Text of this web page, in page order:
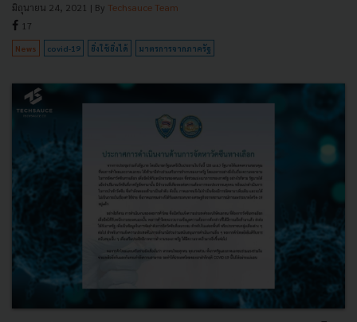
มิถุนายน 24, 2021 | By Techsauce Team
17
News covid-19 ยิ่งใช้ยิ่งได้ มาตรการจากภาครัฐ